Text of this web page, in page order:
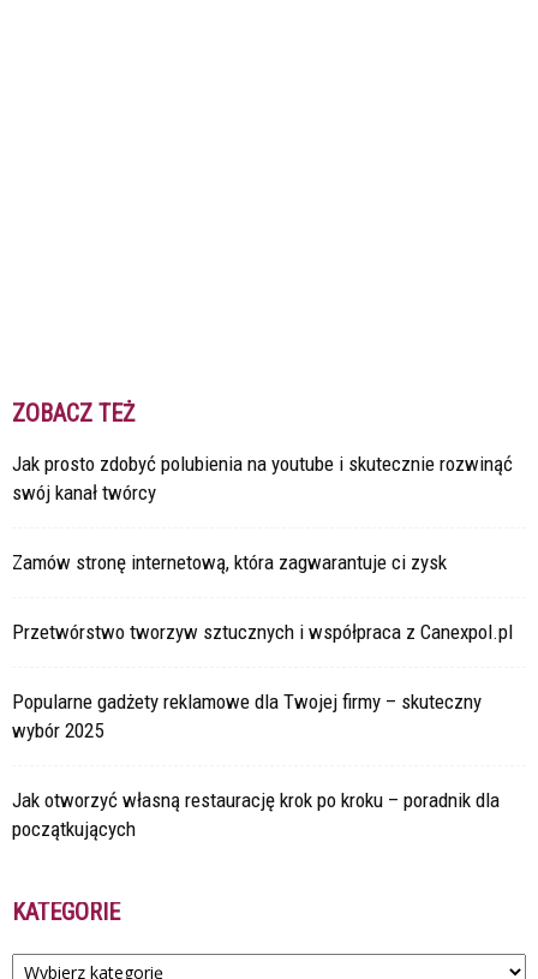
ZOBACZ TEŻ
Jak prosto zdobyć polubienia na youtube i skutecznie rozwinąć
swój kanał twórcy
Zamów stronę internetową, która zagwarantuje ci zysk
Przetwórstwo tworzyw sztucznych i współpraca z Canexpol.pl
Popularne gadżety reklamowe dla Twojej firmy – skuteczny
wybór 2025
Jak otworzyć własną restaurację krok po kroku – poradnik dla
początkujących
KATEGORIE
Kategorie